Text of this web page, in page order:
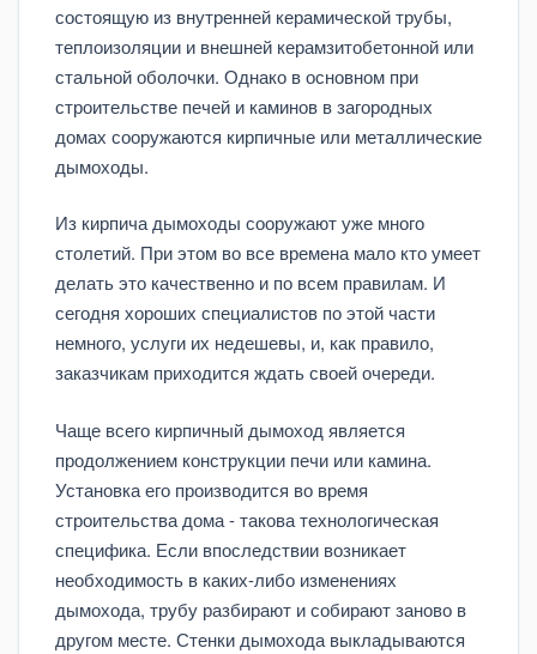
состоящую из внутренней керамической трубы,
теплоизоляции и внешней керамзитобетонной или
стальной оболочки. Однако в основном при
строительстве печей и каминов в загородных
домах сооружаются кирпичные или металлические
дымоходы.
Из кирпича дымоходы сооружают уже много
столетий. При этом во все времена мало кто умеет
делать это качественно и по всем правилам. И
сегодня хороших специалистов по этой части
немного, услуги их недешевы, и, как правило,
заказчикам приходится ждать своей очереди.
Чаще всего кирпичный дымоход является
продолжением конструкции печи или камина.
Установка его производится во время
строительства дома - такова технологическая
специфика. Если впоследствии возникает
необходимость в каких-либо изменениях
дымохода, трубу разбирают и собирают заново в
другом месте. Стенки дымохода выкладываются